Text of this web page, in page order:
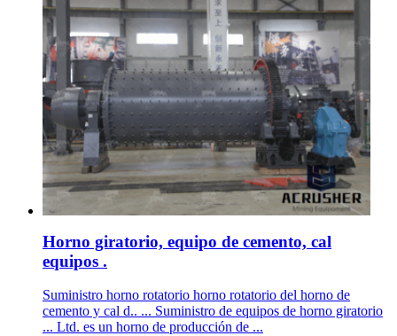
Horno giratorio, equipo de cemento, cal
equipos .
Suministro horno rotatorio horno rotatorio del horno de
cemento y cal d.. ... Suministro de equipos de horno giratorio
... Ltd. es un horno de producción de ...